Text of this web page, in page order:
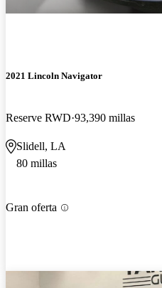
2021 Lincoln Navigator
Reserve RWD 93,390 millas
Slidell, LA
80 millas
Gran oferta